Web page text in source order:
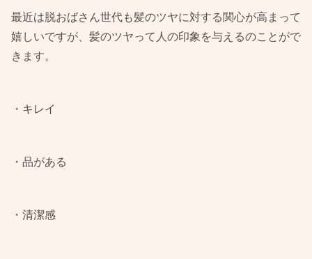
最近は脱おばさん世代も髪のツヤに対する関心が高まって
嬉しいですが、髪のツヤって人の印象を与えるのことがで
きます。
・キレイ
・品がある
・清潔感